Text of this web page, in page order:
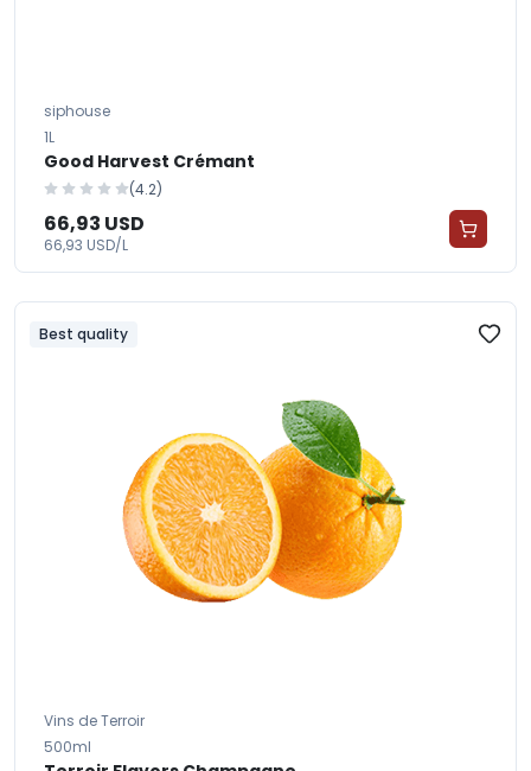
siphouse
1L
Good Harvest Crémant
(4.2)
66,93 USD
66,93 USD/L
Best quality
Vins de Terroir
500ml